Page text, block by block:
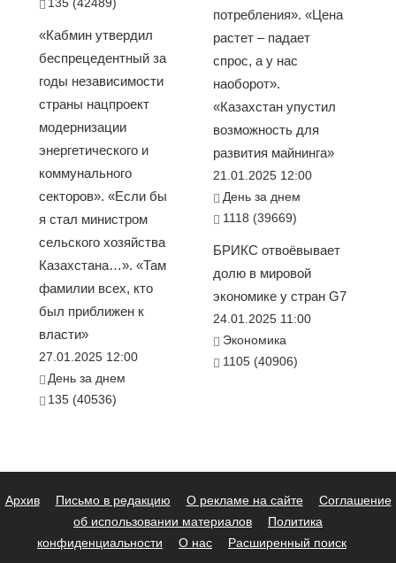
«Кабмин утвердил
беспрецедентный за
годы независимости
страны нацпроект
модернизации
энергетического и
коммунального
секторов». «Если бы
я стал министром
сельского хозяйства
Казахстана…». «Там
фамилии всех, кто
был приближен к
власти»
27.01.2025 12:00
День за днем
135 (40536)
потребления». «Цена
растет – падает
спрос, а у нас
наоборот».
«Казахстан упустил
возможность для
развития майнинга»
21.01.2025 12:00
День за днем
1118 (39669)
БРИКС отвоёвывает
долю в мировой
экономике у стран G7
24.01.2025 11:00
Экономика
1105 (40906)
Архив Письмо в редакцию О рекламе на сайте
Соглашение
об использовании материалов
Политика
конфиденциальности
О нас Расширенный поиск